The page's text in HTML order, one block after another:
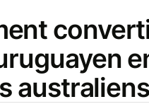
australiens